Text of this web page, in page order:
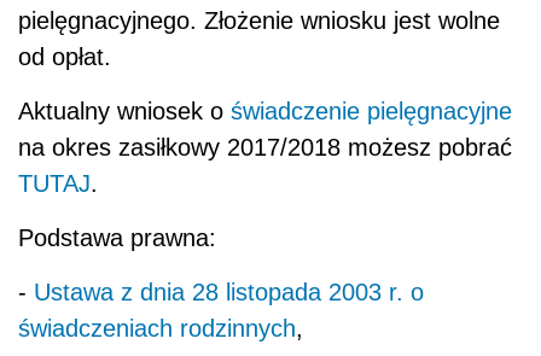
pielęgnacyjnego. Złożenie wniosku jest wolne
od opłat.
Aktualny wniosek o świadczenie pielęgnacyjne
na okres zasiłkowy 2017/2018 możesz pobrać
TUTAJ.
Podstawa prawna:
- Ustawa z dnia 28 listopada 2003 r. o
świadczeniach rodzinnych,